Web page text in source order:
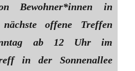
Be­woh­ne­r*in­nen in
offene Treffen
ab 12 Uhr im
in der Sonnenallee